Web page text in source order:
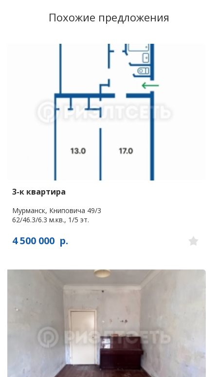
Похожие предложения
3-к квартира
Мурманск, Книповича 49/3
62/46.3/6.3 м.кв., 1/5 эт.
4 500 000 р.